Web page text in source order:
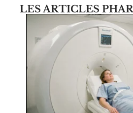
LES ARTICLES